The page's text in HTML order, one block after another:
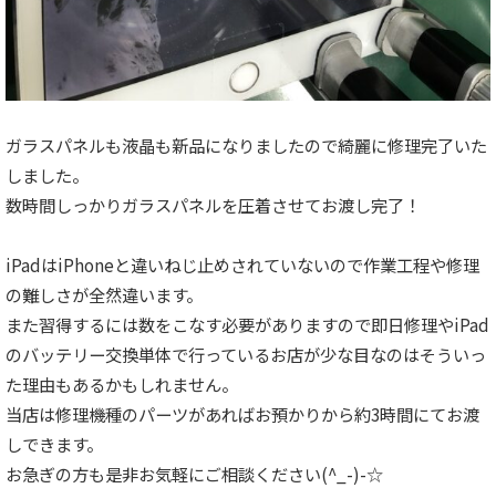
ガラスパネルも液晶も新品になりましたので綺麗に修理完了いた
しました。
数時間しっかりガラスパネルを圧着させてお渡し完了！
iPadはiPhoneと違いねじ止めされていないので作業工程や修理
の難しさが全然違います。
また習得するには数をこなす必要がありますので即日修理やiPad
のバッテリー交換単体で行っているお店が少な目なのはそういっ
た理由もあるかもしれません。
当店は修理機種のパーツがあればお預かりから約3時間にてお渡
しできます。
お急ぎの方も是非お気軽にご相談ください(^_-)-☆